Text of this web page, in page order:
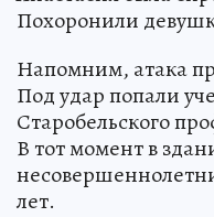
Похоронили
Напомним, атака
Под удар попали
Старобельского
В тот момент в
лет.